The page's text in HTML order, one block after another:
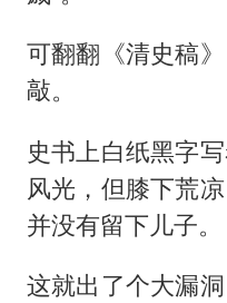
可翻翻《清史稿
敲。
史书上白纸黑字
风光，但膝下荒
并没有留下儿子。
这就出了个大漏